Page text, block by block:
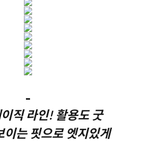
-
직 라인! 활용도 굿
이는 핏으로 엣지있게